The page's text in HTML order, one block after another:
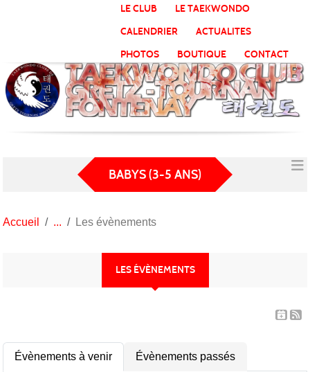
LE CLUB
LE TAEKWONDO
CALENDRIER
ACTUALITES
PHOTOS
BOUTIQUE CONTACT
BABYS (3-5 ANS)
Accueil Les évènements
LES ÉVÈNEMENTS
Évènements à venir Évènements passés
Panneau de gestion des cookies